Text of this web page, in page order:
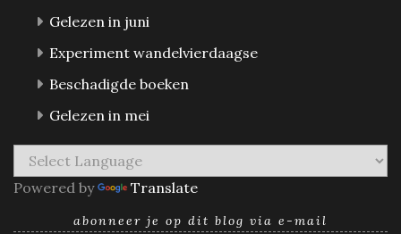
Gelezen in juni
Experiment wandelvierdaagse
Beschadigde boeken
Gelezen in mei
Powered by Translate
abonneer je op dit blog via e-mail